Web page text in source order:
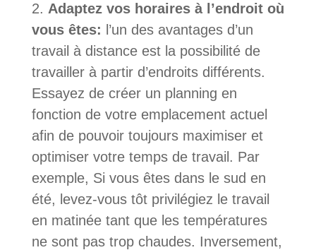
Adaptez vos horaires à l’endroit où
vous êtes: l’un des avantages d’un
travail à distance est la possibilité de
travailler à partir d’endroits différents.
Essayez de créer un planning en
fonction de votre emplacement actuel
afin de pouvoir toujours maximiser et
optimiser votre temps de travail. Par
exemple, Si vous êtes dans le sud en
été, levez-vous tôt privilégiez le travail
en matinée tant que les températures
ne sont pas trop chaudes. Inversement,